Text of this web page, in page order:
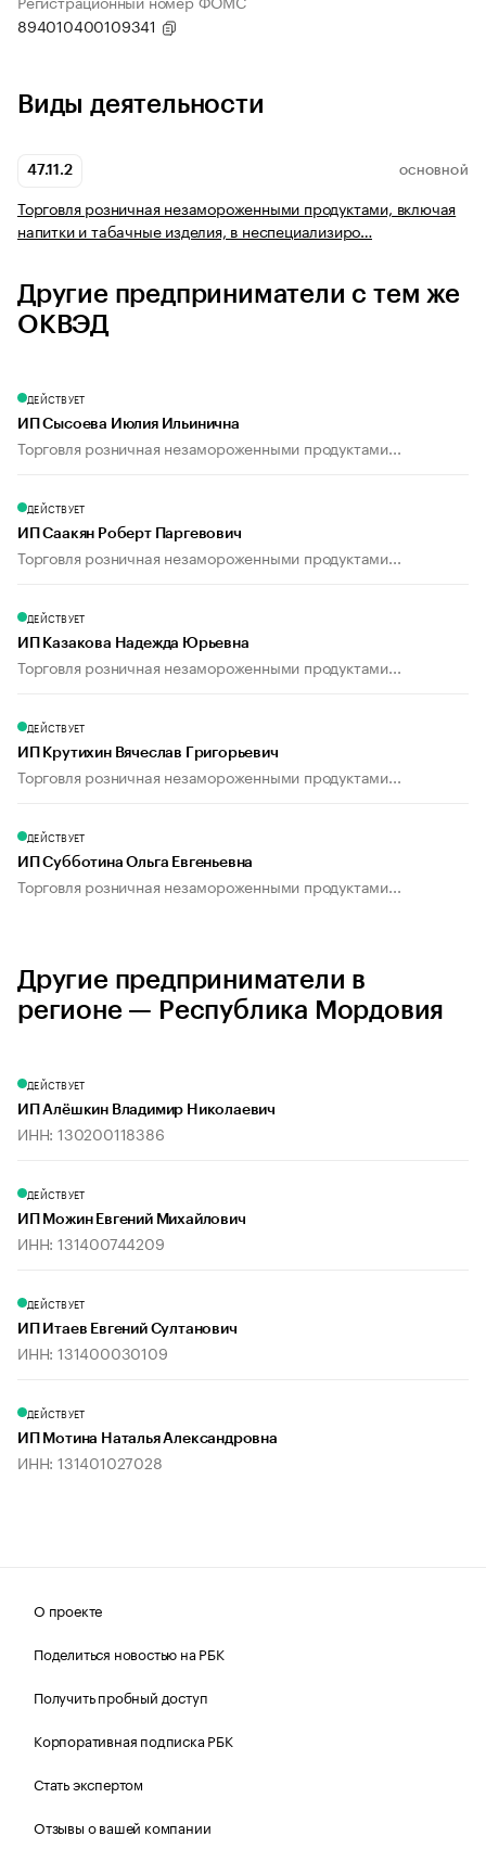
894010400109341
Виды деятельности
47.11.2 ОСНОВНОЙ
Торговля розничная незамороженными продуктами, включая
напитки и табачные изделия, в неспециализиро…
Другие предприниматели с тем же
ОКВЭД
ДЕЙСТВУЕТ
ИП Сысоева Июлия Ильинична
Торговля розничная незамороженными продуктами...
ДЕЙСТВУЕТ
ИП Саакян Роберт Паргевович
Торговля розничная незамороженными продуктами...
ДЕЙСТВУЕТ
ИП Казакова Надежда Юрьевна
Торговля розничная незамороженными продуктами...
ДЕЙСТВУЕТ
ИП Крутихин Вячеслав Григорьевич
Торговля розничная незамороженными продуктами...
ДЕЙСТВУЕТ
ИП Субботина Ольга Евгеньевна
Торговля розничная незамороженными продуктами...
Другие предприниматели в
регионе — Республика Мордовия
ДЕЙСТВУЕТ
ИП Алёшкин Владимир Николаевич
ИНН: 130200118386
ДЕЙСТВУЕТ
ИП Можин Евгений Михайлович
ИНН: 131400744209
ДЕЙСТВУЕТ
ИП Итаев Евгений Султанович
ИНН: 131400030109
ДЕЙСТВУЕТ
ИП Мотина Наталья Александровна
ИНН: 131401027028
О проекте
Поделиться новостью на РБК
Получить пробный доступ
Корпоративная подписка РБК
Стать экспертом
Отзывы о вашей компании